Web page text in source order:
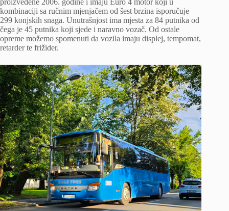
proizvedene 2006. godine i imaju Euro 4 motor koji u
kombinaciji sa ručnim mjenjačem od šest brzina isporučuje
299 konjskih snaga. Unutrašnjost ima mjesta za 84 putnika od
čega je 45 putnika koji sjede i naravno vozač. Od ostale
opreme možemo spomenuti da vozila imaju displej, tempomat,
retarder te frižider.